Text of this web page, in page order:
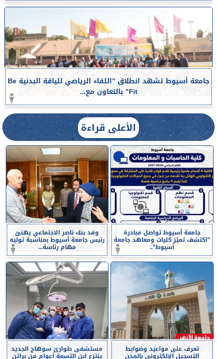
جامعة أسيوط تشهد انطلاق ”اللقاء الرياضي للياقة البدنية Be
Fit” بالتعاون مع...
الأعلى قراءة
جامعة أسيوط تواصل مبادرة
”اكتشف تميّز كليات ومعاهد جامعة
أسيوط”..
وفد بنك ناصر الاجتماعي يهنئ
رئيس جامعة أسيوط بمناسبة توليه
مهام رئاسة...
تعرف على مواعيد وضوابط
التسجيل الإلكتروني بالمدن
مستشفى طوارئ سوهاج الجديد
ينتزع ابن التسعة أعوام من براثن